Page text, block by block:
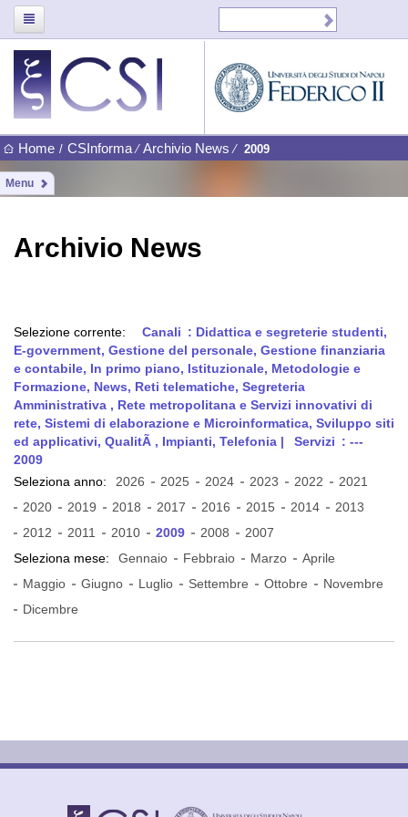
Home / CSInforma ⁄ Archivio News ⁄ 2009
Menu
Archivio News
Selezione corrente: Canali : Didattica e segreterie studenti,
E-government, Gestione del personale, Gestione finanziaria
e contabile, In primo piano, Istituzionale, Metodologie e
Formazione, News, Reti telematiche, Segreteria
Amministrativa , Rete metropolitana e Servizi innovativi di
rete, Sistemi di elaborazione e Microinformatica, Sviluppo siti
ed applicativi, QualitÃ , Impianti, Telefonia |
Servizi : ---
2009
Seleziona anno:
2026 2025 2024 2023 2022
2021
2020
2019 2018 2017 2016 2015 2014
2013
2012
2011 2010 2009 2008
2007
Seleziona mese:
Gennaio Febbraio Marzo
Aprile
Maggio
Giugno Luglio Settembre Ottobre
Novembre
Dicembre